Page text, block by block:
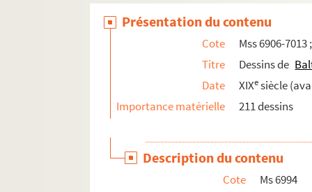
Ms 7281 bis. Vue panoramique de
Ms 7282. Barbizon ?
Ms 7283. Bergère et ses vaches
Ms 7284. Petite écluse de rivière entre des
Ms 7285. Paysage, par Bléry, ami de Baron
Ms 7286. Vaches et veau couchés devant
Ms 7288. Trois personnages assis sur une
Ms 7289. Vue panoramique d’un paysage
Présentation du contenu
Cote
Mss 6906-7013
Titre
Dessins de
Date
XIXesiècle
Importance matérielle
211 dessins
Description du contenu
Cote
Ms 6994